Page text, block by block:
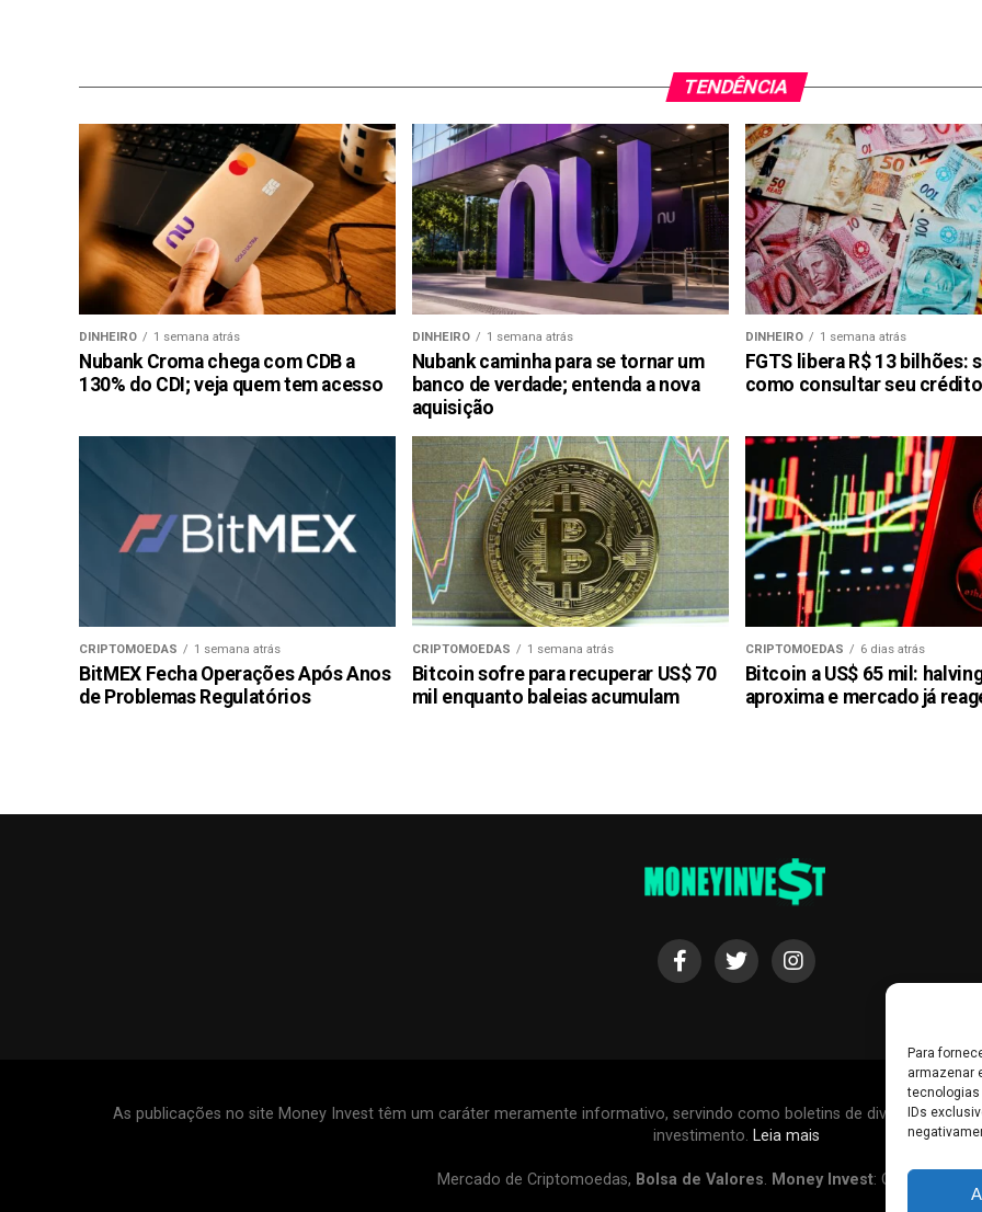
Para
armazenar
tecnologias
IDs
TENDÊNCIA
DINHEIRO 1 semana atrás
Nubank Croma chega com CDB a
130% do CDI; veja quem tem acesso
DINHEIRO 1 semana atrás
Nubank caminha para se tornar um
banco de verdade; entenda a nova
aquisição
DINHEIRO 1 semana atrás
FGTS libera R$ 13 bilhões:
como consultar seu
CRIPTOMOEDAS 1 semana atrás
BitMEX Fecha Operações Após Anos
de Problemas Regulatórios
CRIPTOMOEDAS 1 semana atrás
Bitcoin sofre para recuperar US$ 70
mil enquanto baleias acumulam
CRIPTOMOEDAS 6 dias atrás
Bitcoin a US$ 65 mil:
aproxima e mercado já
As publicações no site Money Invest têm um caráter meramente informativo, servindo como boletins de divulgação, e
investimento. Leia mais
Mercado de Criptomoedas, Bolsa de Valores. Money Invest: O futuro do